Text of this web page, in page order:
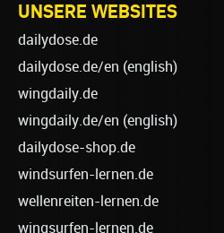
UNSERE WEBSITES
dailydose.de
dailydose.de/en (english)
wingdaily.de
wingdaily.de/en (english)
dailydose-shop.de
windsurfen-lernen.de
wellenreiten-lernen.de
wingsurfen-lernen.de